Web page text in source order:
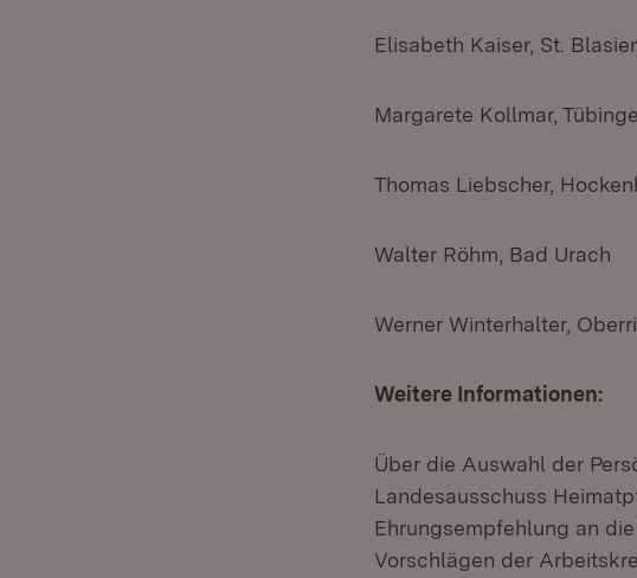
Elisabeth Kaiser, St.
Margarete Kollmar,
Thomas Liebscher,
Walter Röhm, Bad Urach
Werner Winterhalter,
Weitere Informationen:
Über die Auswahl der
Landesausschuss
Ehrungsempfehlung an
Vorschlägen der